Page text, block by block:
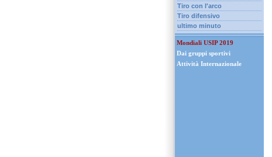
Tiro con l'arco
Tiro difensivo
ultimo minuto
Mondiali USIP 2019
Dai gruppi sportivi
Attività Internazionale